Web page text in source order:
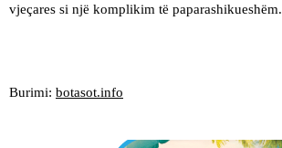
vjeçares si një komplikim të paparashikueshëm.
Burimi: botasot.info